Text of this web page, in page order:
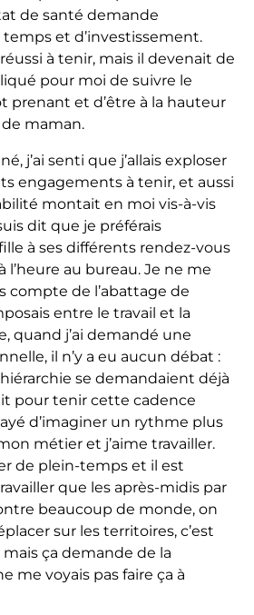
de santé demande
et d’investissement.
à tenir, mais il devenait de
pour moi de suivre le
prenant et d’être à la hauteur
maman.
j’ai senti que j’allais exploser
engagements à tenir, et aussi
montait en moi vis-à-vis
dit que je préférais
à ses différents rendez-vous
l’heure au bureau. Je ne me
compte de l’abattage de
entre le travail et la
quand j’ai demandé une
il n’y a eu aucun débat :
se demandaient déjà
pour tenir cette cadence
d’imaginer un rythme plus
métier et j’aime travailler.
de plein-temps et il est
que les après-midis par
beaucoup de monde, on
sur les territoires, c’est
ça demande de la
me voyais pas faire ça à